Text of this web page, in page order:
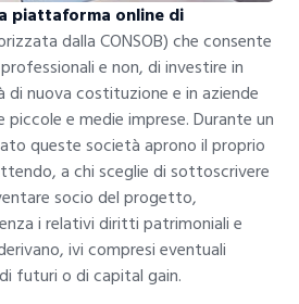
piattaforma online di
dalla CONSOB) che consente
e non, di investire in
nuova costituzione e in aziende
e medie imprese. Durante un
queste società aprono il proprio
a chi sceglie di sottoscrivere
socio del progetto,
i relativi diritti patrimoniali e
ivi compresi eventuali
futuri o di capital gain.